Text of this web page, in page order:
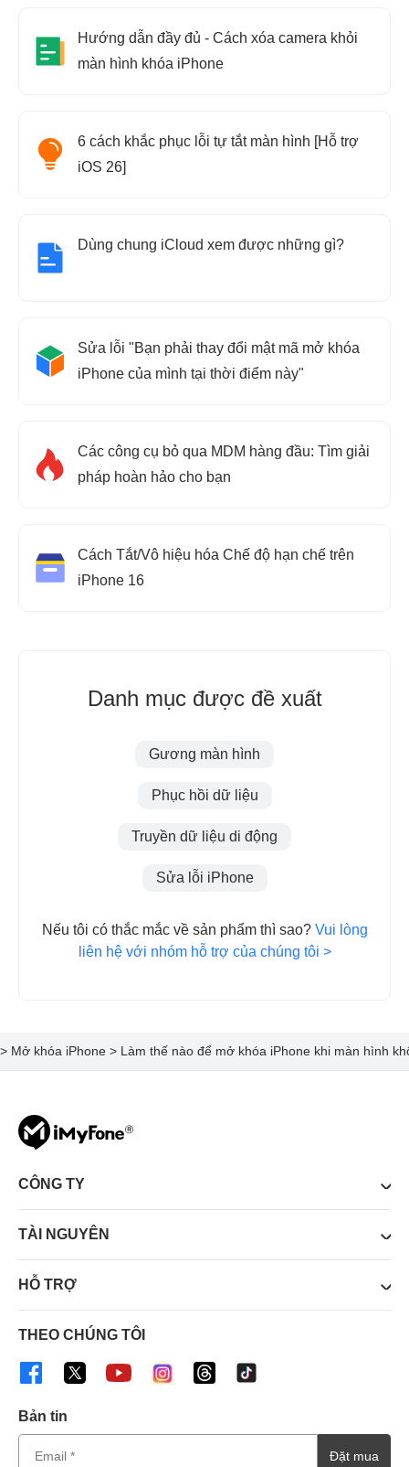
Hướng dẫn đầy đủ - Cách xóa camera khỏi
màn hình khóa iPhone
6 cách khắc phục lỗi tự tắt màn hình [Hỗ trợ
iOS 26]
Dùng chung iCloud xem được những gì?
Sửa lỗi "Bạn phải thay đổi mật mã mở khóa
iPhone của mình tại thời điểm này"
Các công cụ bỏ qua MDM hàng đầu: Tìm giải
pháp hoàn hảo cho bạn
Cách Tắt/Vô hiệu hóa Chế độ hạn chế trên
iPhone 16
Danh mục được đề xuất
Gương màn hình
Phục hồi dữ liệu
Truyền dữ liệu di động
Sửa lỗi iPhone
Nếu tôi có thắc mắc về sản phẩm thì sao? Vui lòng
liên hệ với nhóm hỗ trợ của chúng tôi >
Mở khóa iPhone > Làm thế nào để mở khóa iPhone khi màn hình
CÔNG TY
TÀI NGUYÊN
HỖ TRỢ
THEO CHÚNG TÔI
Bản tin
Đặt mua